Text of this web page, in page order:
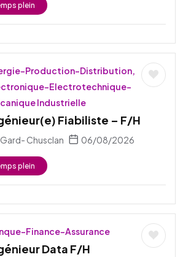
plein
Production-Distribution,
Electrotechnique-
Industrielle
Fiabiliste – F/H
Gard- Chusclan 06/08/2026
plein
Finance-Assurance
Data F/H